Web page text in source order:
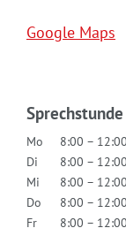
Google Maps
Sprechstunde
Mo
8:00 –
Di
8:00 –
Mi
8:00 –
Do
8:00 –
Fr
8:00 – 12:00